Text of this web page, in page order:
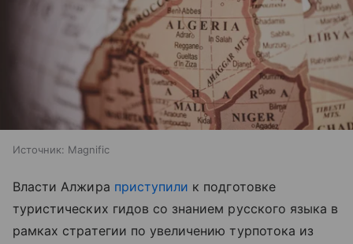
Источник: Magnific
Власти Алжира приступили к подготовке
туристических гидов со знанием русского языка в
рамках стратегии по увеличению турпотока из